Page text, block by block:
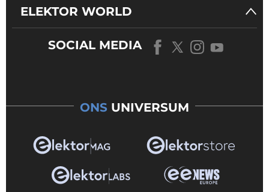
ELEKTOR WORLD
SOCIAL MEDIA
ONS UNIVERSUM